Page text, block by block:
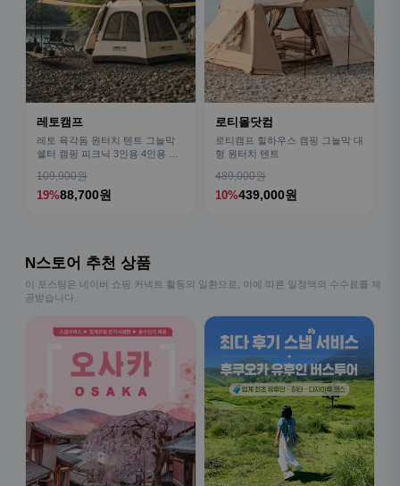
레토캠프
레토 육각돔 원터치 텐트 그늘막
쉘터 캠핑 피크닉 3인용 4인용 패
109,900원
19%88,700원
로티몰닷컴
로티캠프 힐하우스 캠핑 그늘막 대
형 원터치 텐트
489,000원
10%439,000원
N스토어 추천 상품
이 포스팅은 네이버 쇼핑 커넥트 활동의 일환으로, 이에 따른 일정액의 수수료를 제
공받습니다.